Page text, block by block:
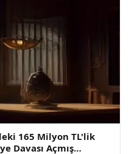
165 Milyon TL'lik
Davası Açmış